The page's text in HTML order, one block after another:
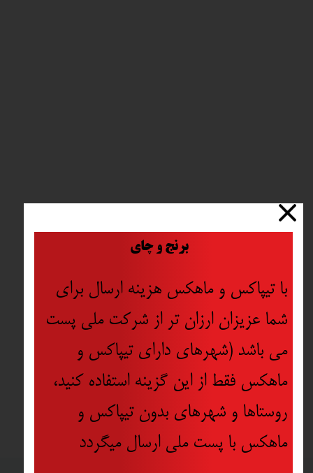
برنج و چای
با تیپاکس و ماهکس هزینه ارسال برای
شما عزیزان ارزان تر از شرکت ملی پست
می باشد (شهرهای دارای تیپاکس و
ماهکس فقط از این گزینه استفاده کنید،
روستاها و شهرهای بدون تیپاکس و
ماهکس با پست ملی ارسال میگردد